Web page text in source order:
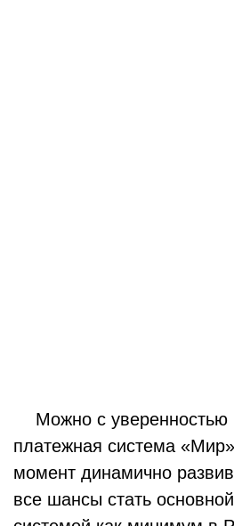
Можно с уверенностью
платежная система
момент динамично
все шансы стать